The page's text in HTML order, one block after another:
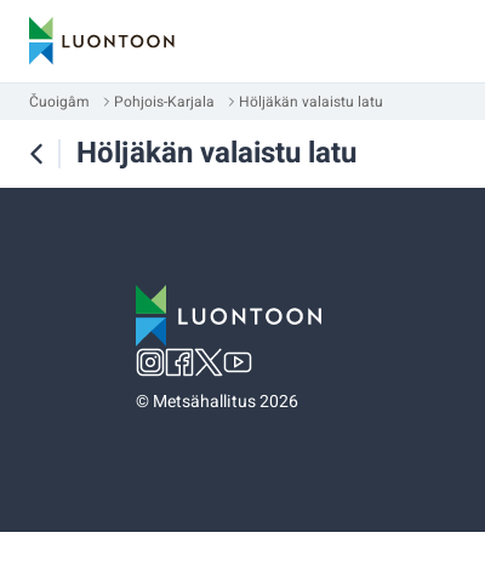
Čuoigâm Pohjois-Karjala Höljäkän valaistu latu
Höljäkän valaistu latu
©Metsähallitus 2026